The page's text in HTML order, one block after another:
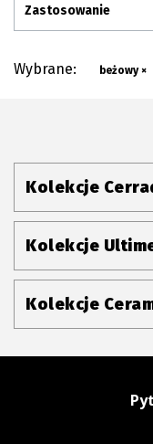
Zastosowanie
Wybrane: beżowy ×
Kolekcje
Kolekcje
Kolekcje